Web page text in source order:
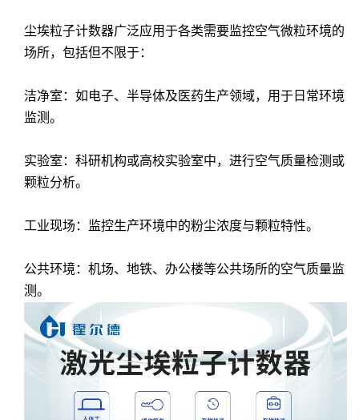
尘埃粒子计数器广泛应用于各类需要监控空气微粒环境的
场所，包括但不限于：
洁净室：如电子、半导体及医药生产领域，用于日常环境
监测。
实验室：科研机构或高校实验室中，进行空气质量检测或
颗粒分析。
工业现场：监控生产环境中的粉尘浓度与颗粒特性。
公共环境：机场、地铁、办公楼等公共场所的空气质量监
测。